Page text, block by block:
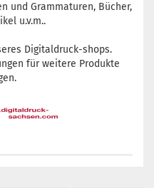
und Grammaturen, Bücher,
u.v.m..
Digitaldruck-shops.
für weitere Produkte